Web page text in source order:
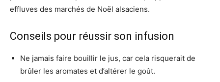
effluves des marchés de Noël alsaciens.
Conseils pour réussir son infusion
Ne jamais faire bouillir le jus, car cela risquerait de
brûler les aromates et d’altérer le goût.